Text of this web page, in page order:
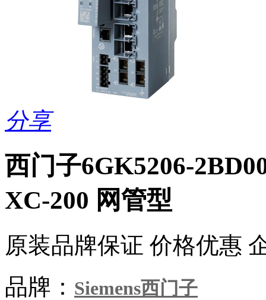
分享
西门子6GK5206-
XC-200 网管型
原装品牌保证 价格优惠
品牌： Siemens西门子